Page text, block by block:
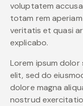
voluptatem
totam rem
veritatis et quasi
explicabo.
Lorem ipsum
elit, sed do
dolore magna
nostrud